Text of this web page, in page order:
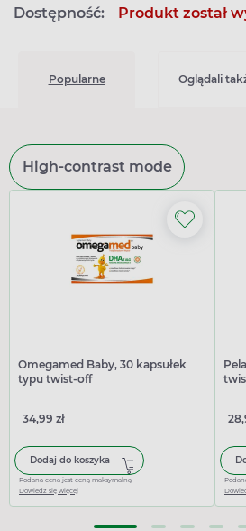
Dostępność: Produkt został
Popularne Oglądali
High-contrast mode
Omegamed Baby, 30 kapsułek
typu twist-off
34,99 zł
Dodaj do koszyka
Podana cena jest ceną maksymalną
Dowiedz się więcej